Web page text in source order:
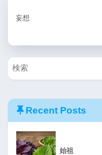
妄想
Recent Posts
始祖